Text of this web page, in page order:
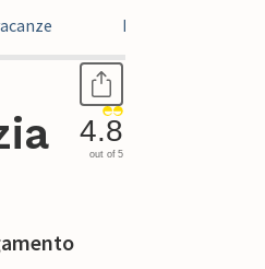
Recensioni
4.8
out of 5